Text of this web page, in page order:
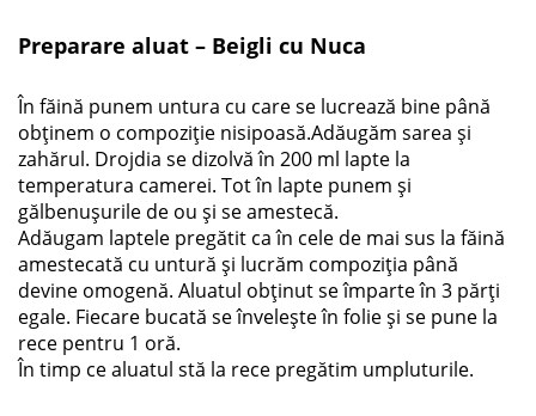
Preparare aluat – Beigli cu Nuca
În făină punem untura cu care se lucrează bine până
obținem o compoziție nisipoasă.Adăugăm sarea și
zahărul. Drojdia se dizolvă în 200 ml lapte la
temperatura camerei. Tot în lapte punem și
gălbenușurile de ou și se amestecă.
Adăugam laptele pregătit ca în cele de mai sus la făină
amestecată cu untură și lucrăm compoziția până
devine omogenă. Aluatul obținut se împarte în 3 părți
egale. Fiecare bucată se învelește în folie și se pune la
rece pentru 1 oră.
În timp ce aluatul stă la rece pregătim umpluturile.